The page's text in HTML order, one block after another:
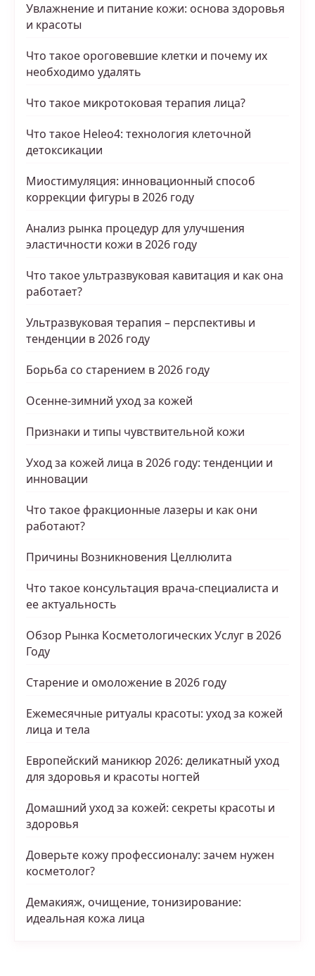
Увлажнение и питание кожи: основа здоровья
и красоты
Что такое ороговевшие клетки и почему их
необходимо удалять
Что такое микротоковая терапия лица?
Что такое Heleo4: технология клеточной
детоксикации
Миостимуляция: инновационный способ
коррекции фигуры в 2026 году
Анализ рынка процедур для улучшения
эластичности кожи в 2026 году
Что такое ультразвуковая кавитация и как она
работает?
Ультразвуковая терапия – перспективы и
тенденции в 2026 году
Борьба со старением в 2026 году
Осенне-зимний уход за кожей
Признаки и типы чувствительной кожи
Уход за кожей лица в 2026 году: тенденции и
инновации
Что такое фракционные лазеры и как они
работают?
Причины Возникновения Целлюлита
Что такое консультация врача-специалиста и
ее актуальность
Обзор Рынка Косметологических Услуг в 2026
Году
Старение и омоложение в 2026 году
Ежемесячные ритуалы красоты: уход за кожей
лица и тела
Европейский маникюр 2026: деликатный уход
для здоровья и красоты ногтей
Домашний уход за кожей: секреты красоты и
здоровья
Доверьте кожу профессионалу: зачем нужен
косметолог?
Демакияж, очищение, тонизирование:
идеальная кожа лица